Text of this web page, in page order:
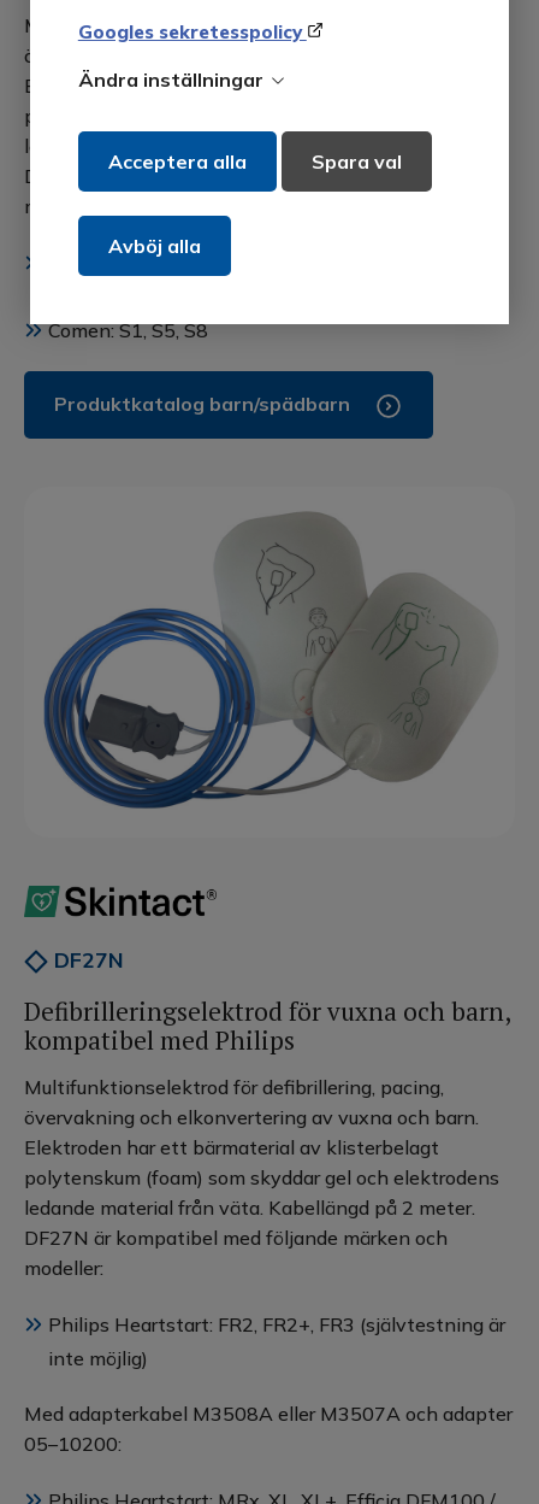
Googles sekretesspolicy
Ändra inställningar
Acceptera alla Spara val
Avböj alla
Multifunktionselektrod för defibrillering, pacing,
övervakning och elkonvertering av barn och spädbarn.
Elektroden har ett bärmaterial av klisterbelagt
polytenskum (foam) som skyddar gel och elektrodens
ledande material från väta. Kabellängd på 1,20 meter.
DF31G är kompatibel med följande märken och
modeller:
Physio-Control: Lifepak 12, Lifepak 15, Lifepak
Comen: S1, S5, S8
Produktkatalog barn/spädbarn
DF27N
Defibrilleringselektrod för vuxna och barn,
kompatibel med Philips
Multifunktionselektrod för defibrillering, pacing,
övervakning och elkonvertering av vuxna och barn.
Elektroden har ett bärmaterial av klisterbelagt
polytenskum (foam) som skyddar gel och elektrodens
ledande material från väta. Kabellängd på 2 meter.
DF27N är kompatibel med följande märken och
modeller:
Philips Heartstart: FR2, FR2+, FR3 (självtestning är
inte möjlig)
Med adapterkabel M3508A eller M3507A och adapter
05–10200: